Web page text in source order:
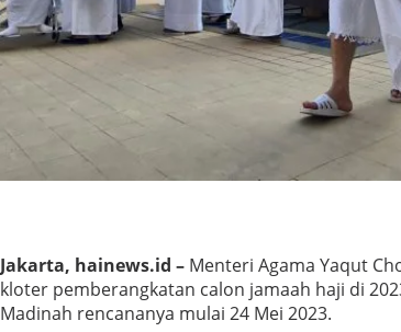
Jakarta, hainews.id – Menteri Agama Yaqut
kloter pemberangkatan calon jamaah haji di
Madinah rencananya mulai 24 Mei 2023.